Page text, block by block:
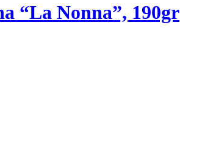
“La Nonna”, 190gr